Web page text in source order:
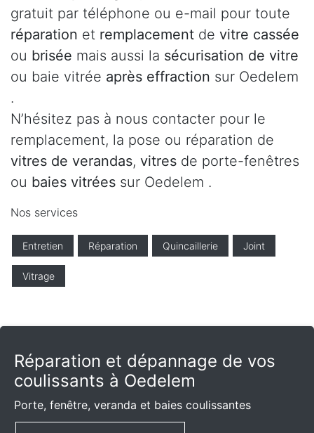
gratuit par téléphone ou e-mail pour toute
réparation et remplacement de vitre cassée
ou brisée mais aussi la sécurisation de vitre
ou baie vitrée après effraction sur Oedelem
.
N’hésitez pas à nous contacter pour le
remplacement, la pose ou réparation de
vitres de verandas, vitres de porte-fenêtres
ou baies vitrées sur Oedelem .
Nos services
Entretien Réparation Quincaillerie Joint
Vitrage
Réparation et dépannage de vos
coulissants à Oedelem
Porte, fenêtre, veranda et baies coulissantes